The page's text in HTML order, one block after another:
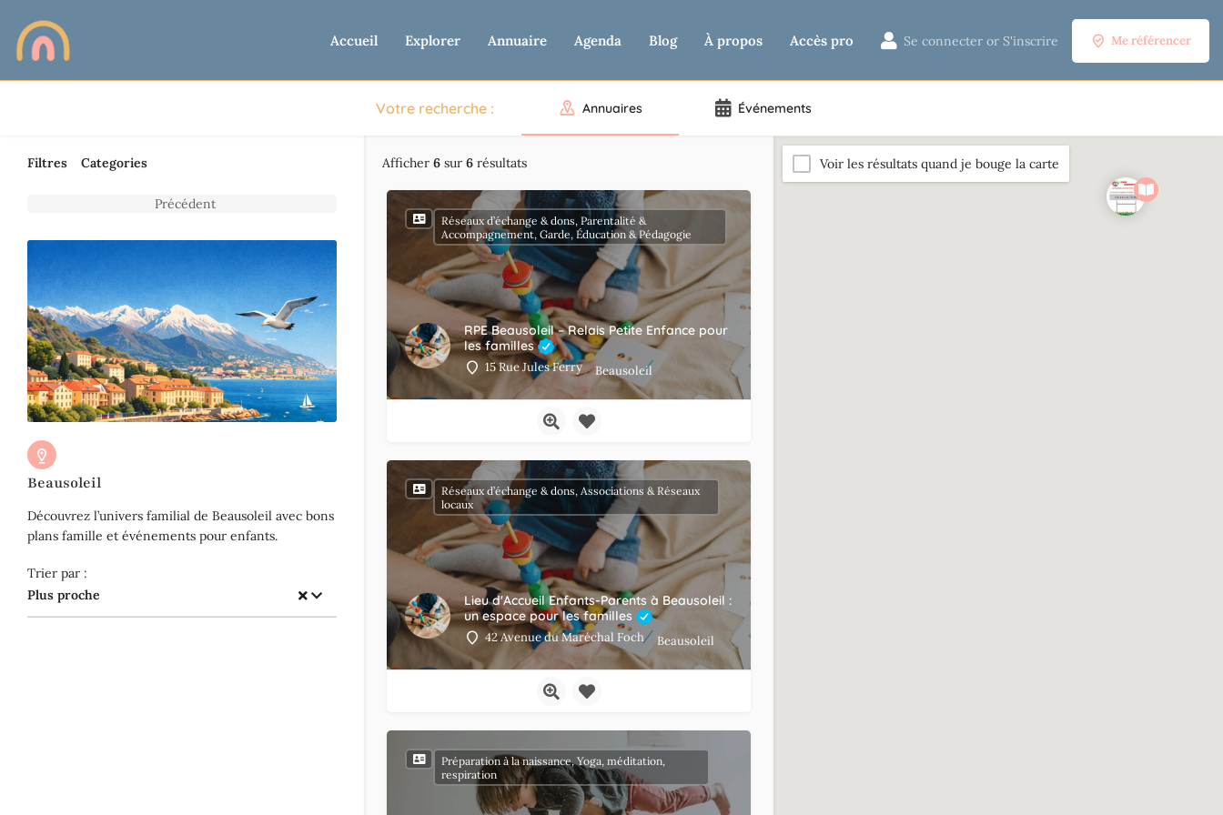
Accueil Explorer Annuaire Agenda Blog À propos Accès pro Se connecter or S'inscrire Me référencer
Votre recherche : Annuaires Événements
Filtres Categories
Précédent
Beausoleil
Découvrez l’univers familial de Beausoleil avec bons
plans famille et événements pour enfants.
Plus proche
Trier par :
Afficher 6 sur 6 résultats
RPE Beausoleil – Relais Petite Enfance pour
les familles
15 Rue Jules Ferry Beausoleil
Réseaux d’échange & dons, Parentalité &
Accompagnement, Garde, Éducation & Pédagogie
Lieu d'Accueil Enfants-Parents à Beausoleil :
un espace pour les familles
42 Avenue du Maréchal Foch Beausoleil
Réseaux d’échange & dons, Associations & Réseaux
locaux
Préparation à la naissance, Yoga, méditation,
respiration
Voir les résultats quand je bouge la carte